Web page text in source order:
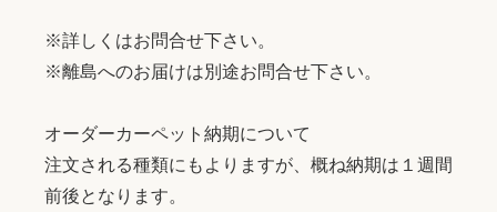
※詳しくはお問合せ下さい。
※離島へのお届けは別途お問合せ下さい。
オーダーカーペット納期について
注文される種類にもよりますが、概ね納期は１週間
前後となります。